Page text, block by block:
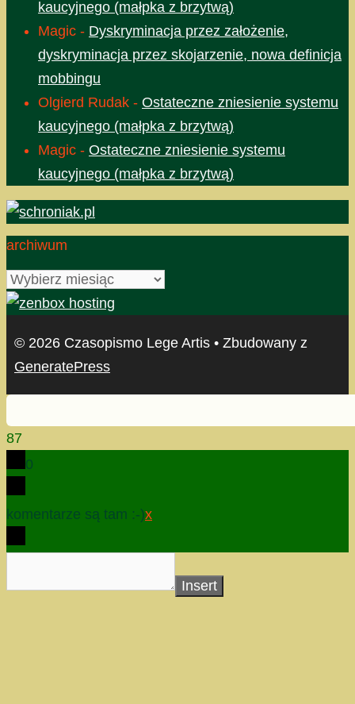
kaucyjnego (małpka z brzytwą)
Magic - Dyskryminacja przez założenie,
dyskryminacja przez skojarzenie, nowa definicja
mobbingu
Olgierd Rudak - Ostateczne zniesienie systemu
kaucyjnego (małpka z brzytwą)
Magic - Ostateczne zniesienie systemu
kaucyjnego (małpka z brzytwą)
archiwum
archiwum
© 2026 Czasopismo Lege Artis • Zbudowany z
GeneratePress
87
0
komentarze są tam :-)x
Insert